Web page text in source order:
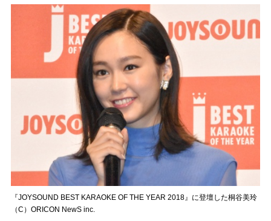
『JOYSOUND BEST KARAOKE OF THE YEAR 2018』に登壇した桐谷美玲
（C）ORICON NewS inc.